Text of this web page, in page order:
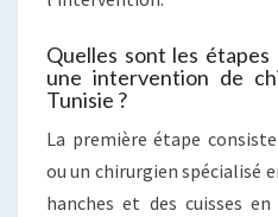
Quelles sont les
une intervention de
Tunisie ?
La première étape
ou un chirurgien spécialisé
hanches et des cuisses